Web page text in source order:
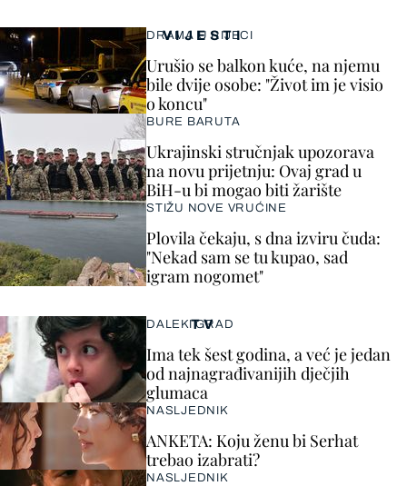
VIJESTI
DRAMA U RIJECI
Urušio se balkon kuće, na njemu
bile dvije osobe: "Život im je visio
o koncu"
BURE BARUTA
Ukrajinski stručnjak upozorava
na novu prijetnju: Ovaj grad u
BiH-u bi mogao biti žarište
STIŽU NOVE VRUĆINE
Plovila čekaju, s dna izviru čuda:
"Nekad sam se tu kupao, sad
igram nogomet"
TV
DALEKI GRAD
Ima tek šest godina, a već je jedan
od najnagrađivanijih dječjih
glumaca
NASLJEDNIK
ANKETA: Koju ženu bi Serhat
trebao izabrati?
NASLJEDNIK